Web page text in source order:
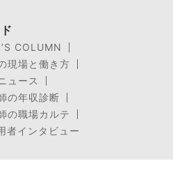
COLUMN
現場と働き方
ュース
の年収診断
の職場カルテ
者インタビュー